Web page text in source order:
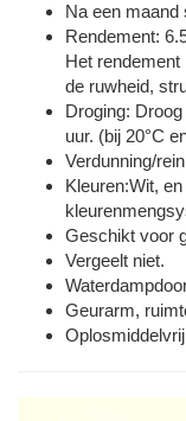
Na een
Rendement:
Het
de ruwheid,
Droging:
uur. (bij 20°C
Verdunning/
Kleuren:Wit,
Geschikt voor
Vergeelt niet.
Geurarm,